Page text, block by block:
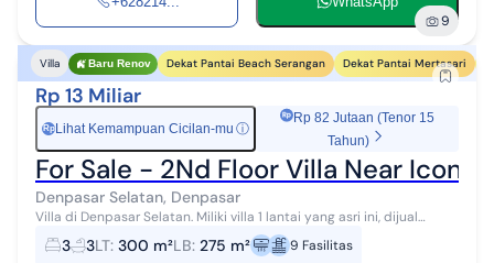
9
Villa Baru Renov Dekat Pantai Beach Serangan Dekat Pantai Mertasari
Rp 13 Miliar
Rp Lihat Kemampuan Cicilan-mu ⓘ
Rp 82 Jutaan (Tenor 15
Tahun)
For Sale - 2Nd Floor Villa Near Icon
Denpasar Selatan, Denpasar
Villa di Denpasar Selatan. Miliki villa 1 lantai yang asri ini, dijual
menghadirkan lingkungan fasilitas yang lengkap, cocok untuk Anda
yang meng...
3 3LT: 300 m²LB: 275 m² 9 Fasilitas